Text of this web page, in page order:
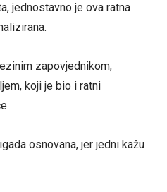
jednostavno je ova ratna
zapovjednikom,
koji je bio i ratni
osnovana, jer jedni kažu